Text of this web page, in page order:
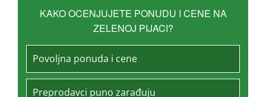
KAKO OCENJUJETE PONUDU I CENE NA
ZELENOJ PIJACI?
Povoljna ponuda i cene
Preprodavci puno zarađuju